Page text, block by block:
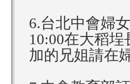
6.台北中會婦
10:00在大稻
加的兄姐請在